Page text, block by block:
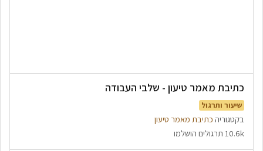
כתיבת מאמר טיעון - שלבי העבודה
שיעור ותרגול
בקטגוריה כתיבת מאמר טיעון
10.6k תרגולים הושלמו